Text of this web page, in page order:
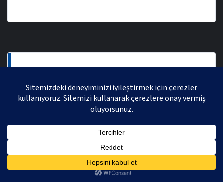
AVRASYA VOLEYBOL LIGI 2021 | AVRASYA SPORTIF FAALIYETLER ORGANIZASYONUDUR,
TÜM HAKLARI SAKLIDIR.